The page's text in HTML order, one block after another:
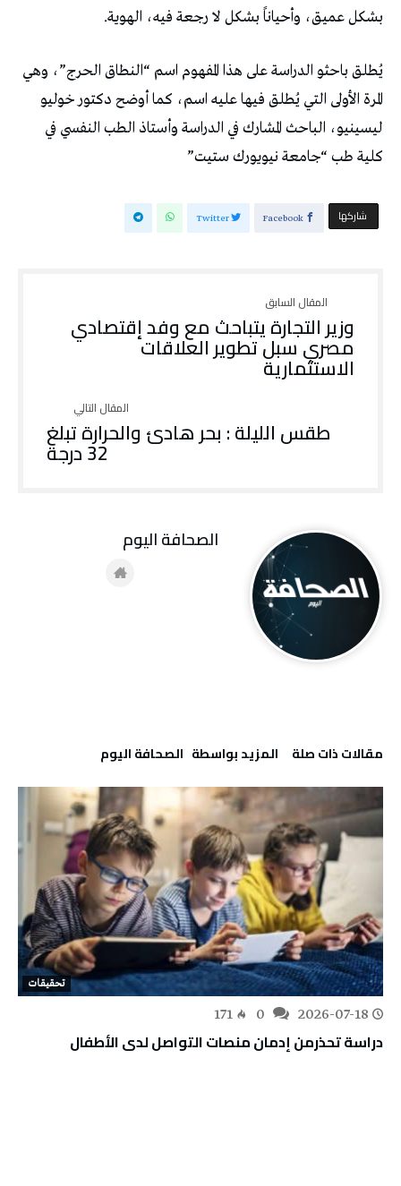
بشكل عميق، وأحياناً بشكل لا رجعة فيه، الهوية.
يُطلق باحثو الدراسة على هذا المفهوم اسم “النطاق الحرج”، وهي
المرة الأولى التي يُطلق فيها عليه اسم، كما أوضح دكتور خوليو
ليسينيو، الباحث المشارك في الدراسة وأستاذ الطب النفسي في
كلية طب “جامعة نيويورك ستيت”
‫‫ شاركها‬ Facebook
Twitter
وزير التجارة يتباحث مع وفد إقتصادي
مصري سبل تطوير العلاقات
الاستثمارية
طقس الليلة : بحر هادئ والحرارة تبلغ
32 درجة
‫مقالات ذات صلة‬ ‫‫المزيد بواسطة‬ ‬ ‭ ‬الصحافة‭ ‬اليوم
تحقيقات
2026-07-18
171
دراسة تحذرمن إدمان منصات التواصل لدى الأطفال